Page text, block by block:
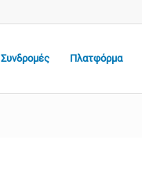
Συνδρομές Πλατφόρμα